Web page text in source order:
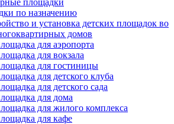
площадки
по назначению
и установка детских площадок во
домов
для аэропорта
для вокзала
для гостиницы
для детского клуба
для детского сада
для дома
для жилого комплекса
для кафе